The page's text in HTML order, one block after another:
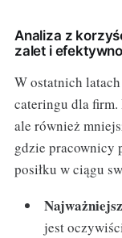
Analiza z
zalet i
W ostatnich
cateringu dla
ale również
gdzie pracownicy
posiłku w ciągu
jest